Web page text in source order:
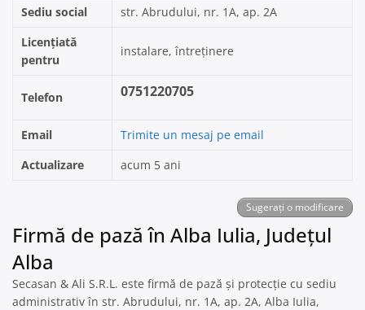
Sediu social
str. Abrudului, nr. 1A, ap. 2A
Licențiată
pentru
instalare, întreținere
Telefon 0751220705
Email
Trimite un mesaj pe email
Actualizare
acum 5 ani
Sugerați o modificare
Firmă de pază în Alba Iulia, Județul
Alba
Secasan & Ali S.R.L. este firmă de pază și protecție cu sediu
administrativ în str. Abrudului, nr. 1A, ap. 2A, Alba Iulia,